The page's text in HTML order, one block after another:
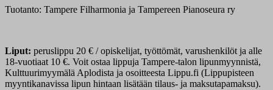
Tuotanto: Tampere Filharmonia ja Tampereen Pianoseura ry
Liput: peruslippu 20 € / opiskelijat, työttömät, varushenkilöt ja alle
18-vuotiaat 10 €. Voit ostaa lippuja Tampere-talon lipunmyynnistä,
Kulttuurimyymälä Aplodista ja osoitteesta Lippu.fi (Lippupisteen
myyntikanavissa lipun hintaan lisätään tilaus- ja maksutapamaksu).